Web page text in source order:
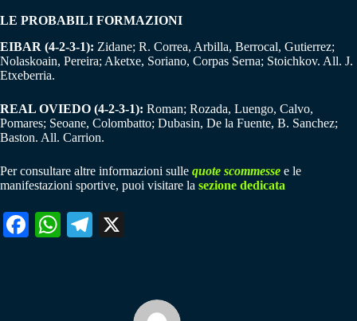
LE PROBABILI FORMAZIONI
EIBAR (4-2-3-1): Zidane; R. Correa, Arbilla, Berrocal, Gutierrez;
Nolaskoain, Pereira; Aketxe, Soriano, Corpas Serna; Stoichkov. All. J.
Etxeberria.
REAL OVIEDO (4-2-3-1): Roman; Rozada, Luengo, Calvo,
Pomares; Seoane, Colombatto; Dubasin, De la Fuente, B. Sanchez;
Baston. All. Carrion.
Per consultare altre informazioni sulle quote scommesse e le
manifestazioni sportive, puoi visitare la sezione dedicata
Fa W
Te